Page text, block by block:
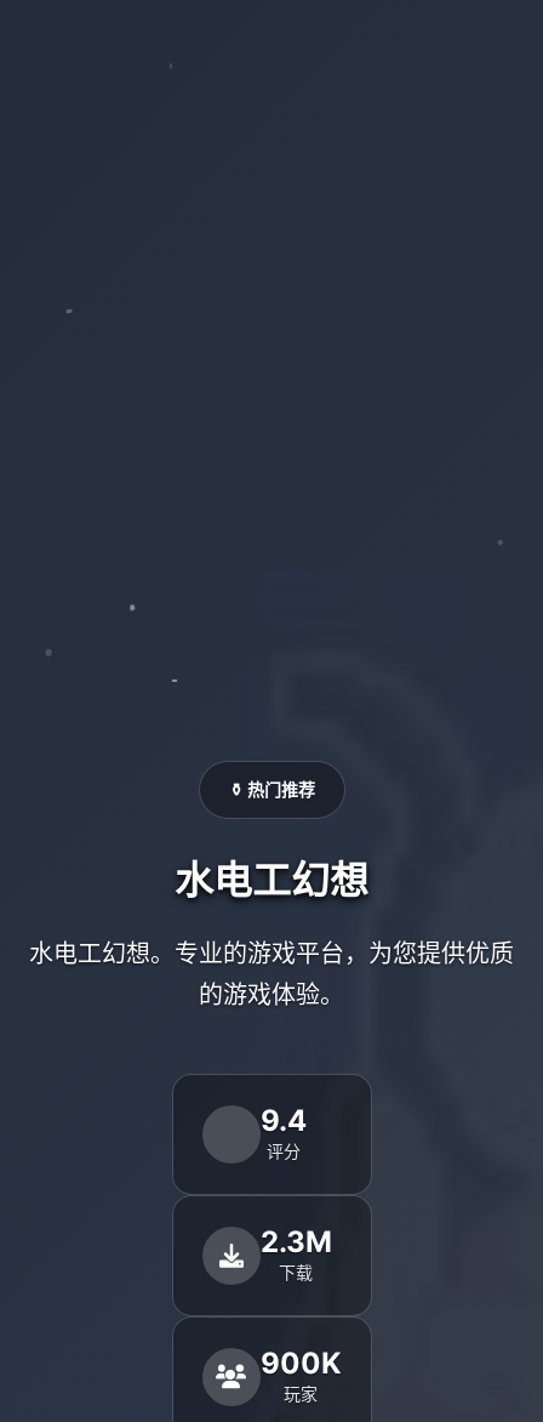
⚱️ 热门推荐
水电工幻想
水电工幻想。专业的游戏平台，为您提供优质
的游戏体验。
9.4
评分
2.3M
下载
900K
玩家